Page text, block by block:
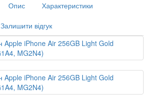
Опис Характеристики
Залишити відгук